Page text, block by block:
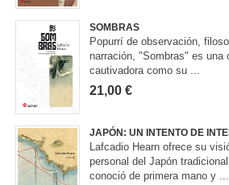
SOMBRAS
Popurrí de observación,
narración, "Sombras" es una
cautivadora como su ...
21,00 €
JAPÓN: UN INTENTO DE
Lafcadio Hearn ofrece su
personal del Japón
conoció de primera mano y ...